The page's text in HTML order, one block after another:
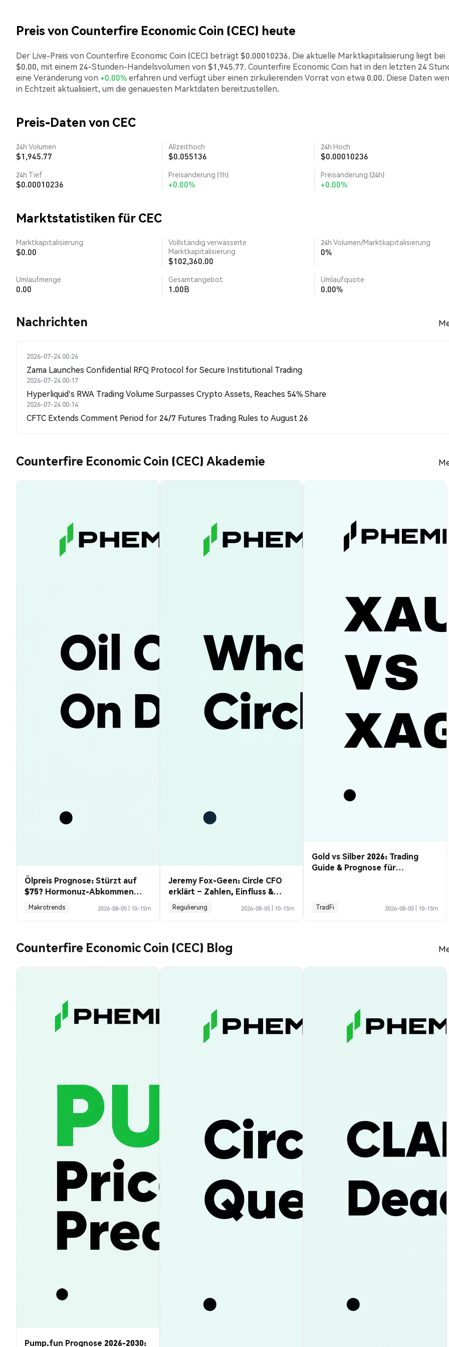
Preis von Counterfire Economic Coin (CEC) heute
Der Live-Preis von Counterfire Economic Coin (CEC) beträgt $0.00010236. Die aktuelle Marktkapitalisierung liegt bei
$0.00, mit einem 24-Stunden-Handelsvolumen von $1,945.77. Counterfire Economic Coin hat in den letzten 24
eine Veränderung von +0.00%erfahren und verfügt über einen zirkulierenden Vorrat von etwa 0.00. Diese Daten
in Echtzeit aktualisiert, um die genauesten Marktdaten bereitzustellen.
Preis-Daten von CEC
24h Volumen
$1,945.77
Allzeithoch
$0.055136
24h Hoch
$0.00010236
24h Tief
$0.00010236
Preisänderung (1h)
+0.00%
Preisänderung (24h)
+0.00%
Marktstatistiken für CEC
Marktkapitalisierung
$0.00
Vollständig verwässerte
Marktkapitalisierung
$102,360.00
24h Volumen/Marktkapitalisierung
0%
Umlaufmenge
0.00
Gesamtangebot
1.00B
Umlaufquote
0.00%
Nachrichten
2026-07-24 00:26
Zama Launches Confidential RFQ Protocol for Secure Institutional Trading
2026-07-24 00:17
Hyperliquid's RWA Trading Volume Surpasses Crypto Assets, Reaches 54% Share
2026-07-24 00:14
CFTC Extends Comment Period for 24/7 Futures Trading Rules to August 26
Counterfire Economic Coin (CEC) Akademie
Ölpreis Prognose: Stürzt auf
$75? Hormonuz-Abkommen
heute möglich
Makrotrends 2026-08-05 10-15m
Jeremy Fox-Geen: Circle CFO
erklärt – Zahlen, Einfluss &
Prognose
Regulierung 2026-08-05 10-15m
Gold vs Silber 2026: Trading
Guide & Prognose für
TradFi 2026-08-05 10-15m
Counterfire Economic Coin (CEC) Blog
Pump.fun Prognose 2026-2030: